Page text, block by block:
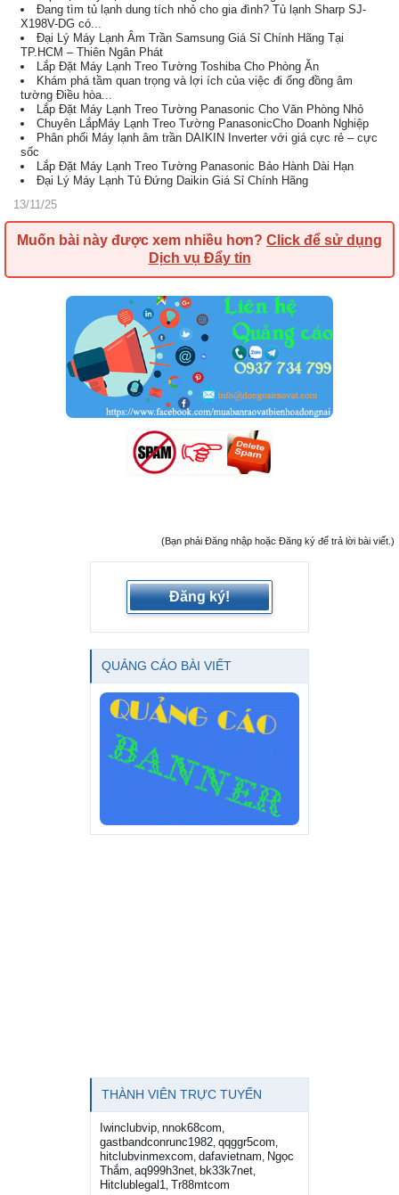
Đang tìm tủ lạnh dung tích nhỏ cho gia đình? Tủ lạnh Sharp SJ-
X198V-DG có...
Đại Lý Máy Lạnh Âm Trần Samsung Giá Sỉ Chính Hãng Tại
TP.HCM – Thiên Ngân Phát
Lắp Đặt Máy Lạnh Treo Tường Toshiba Cho Phòng Ăn
Khám phá tầm quan trọng và lợi ích của việc đi ống đồng âm
tường Điều hòa...
Lắp Đặt Máy Lạnh Treo Tường Panasonic Cho Văn Phòng Nhỏ
Chuyên LắpMáy Lạnh Treo Tường PanasonicCho Doanh Nghiệp
Phân phối Máy lạnh âm trần DAIKIN Inverter với giá cực rẻ – cực
sốc
Lắp Đặt Máy Lạnh Treo Tường Panasonic Bảo Hành Dài Hạn
Đại Lý Máy Lạnh Tủ Đứng Daikin Giá Sỉ Chính Hãng
13/11/25
Muốn bài này được xem nhiều hơn? Click để sử dụng
Dịch vụ Đẩy tin
(Bạn phải Đăng nhập hoặc Đăng ký để trả lời bài viết.)
Đăng ký!
QUẢNG CÁO BÀI VIẾT
THÀNH VIÊN TRỰC TUYẾN
Iwinclubvip, nnok68com,
gastbandconrunc1982, qqggr5com,
hitclubvinmexcom, dafavietnam, Ngọc
Thắm, aq999h3net, bk33k7net,
Hitclublegal1 , Tr88mtcom